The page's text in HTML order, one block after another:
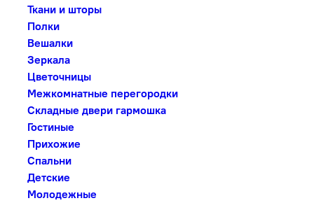
Ткани и шторы
Полки
Вешалки
Зеркала
Цветочницы
Межкомнатные перегородки
Складные двери гармошка
Гостиные
Прихожие
Спальни
Детские
Молодежные